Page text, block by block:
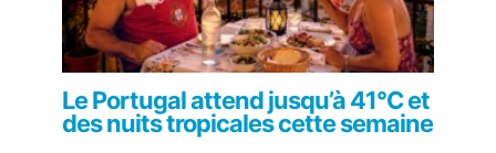
Le Portugal attend jusqu’à 41°C et
des nuits tropicales cette semaine